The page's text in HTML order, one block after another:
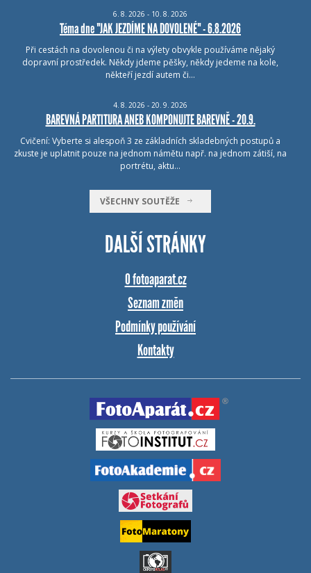
6. 8. 2026 - 10. 8. 2026
Téma dne "JAK JEZDÍME NA DOVOLENÉ" - 6.8.2026
Při cestách na dovolenou či na výlety obvykle používáme nějaký
dopravní prostředek. Někdy jdeme pěšky, někdy jedeme na kole,
někteří jezdí autem či…
4. 8. 2026 - 20. 9. 2026
BAREVNÁ PARTITURA ANEB KOMPONUJTE BAREVNĚ - 20.9.
Cvičení: Vyberte si alespoň 3 ze základních skladebných postupů a
zkuste je uplatnit pouze na jednom námětu např. na jednom zátiší, na
portrétu, aktu…
VŠECHNY SOUTĚŽE
DALŠÍ STRÁNKY
O fotoaparat.cz
Seznam změn
Podmínky používání
Kontakty